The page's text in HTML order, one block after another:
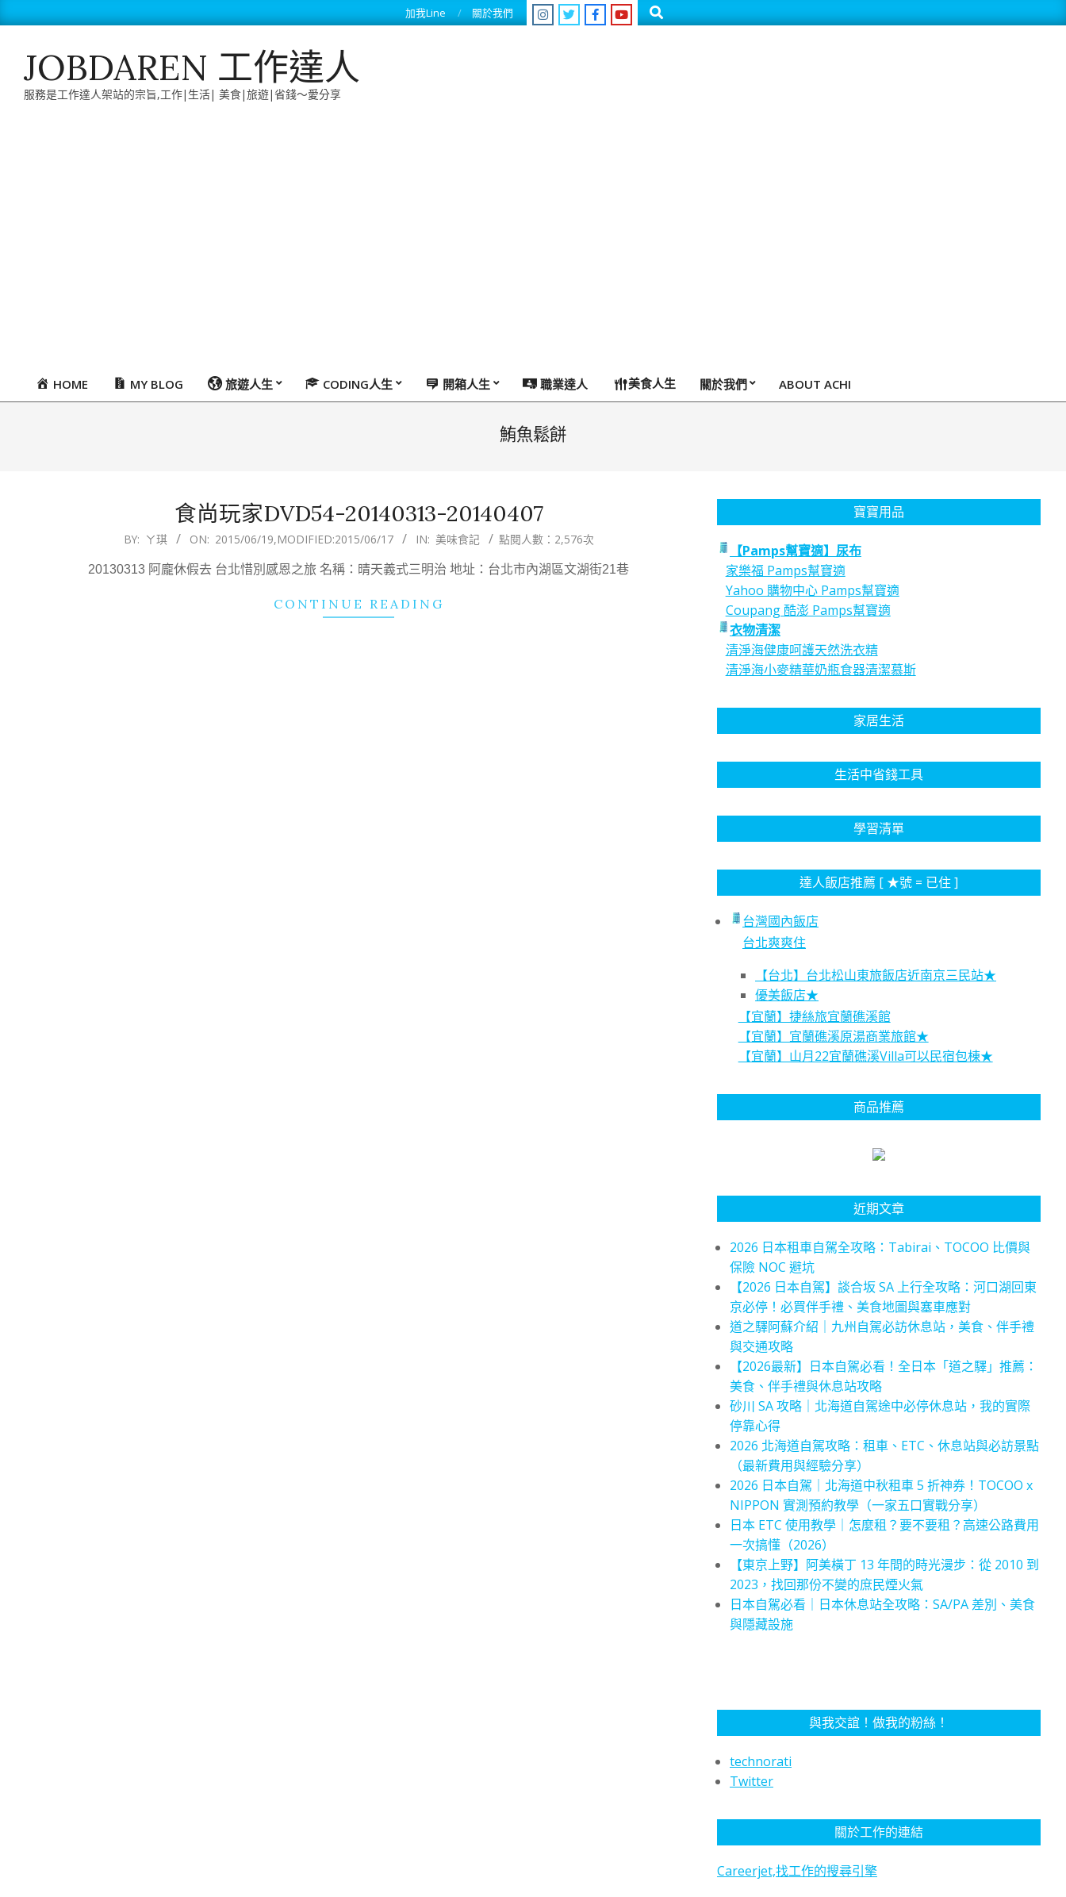
to
加我Line 關於我們 Search
JOBDAREN 工作達人
服務是工作達人架站的宗旨,工作|生活| 美食|旅遊|省錢～愛分享
PrimaryHOME MY BLOG 旅遊人生 CODING人生 開箱人生 職業達人 美食人生 關於我們 ABOUT ACHI
鮪魚鬆餅
食尚玩家DVD54-20140313-20140407
BY: ㄚ琪 ON: 2015/06/19,MODIFIED:2015/06/17 IN: 美味食記 點閱人數：2,576次
20130313 阿龐休假去 台北惜別感恩之旅 名稱：晴天義式三明治 地址：台北市內湖區文湖街21巷
CONTINUE READING
寶寶用品
【Pamps幫寶適】尿布
家樂福 Pamps幫寶適
Yahoo 購物中心 Pamps幫寶適
Coupang 酷澎 Pamps幫寶適
衣物清潔
清淨海健康呵護天然洗衣精
清淨海小麥精華奶瓶食器清潔慕斯
家居生活
生活中省錢工具
學習清單
達人飯店推薦 [ ★號 = 已住 ]
台灣國內飯店
台北爽爽住
【台北】台北松山東旅飯店近南京三民站★
優美飯店★
【宜蘭】捷絲旅宜蘭礁溪館
【宜蘭】宜蘭礁溪原湯商業旅館★
【宜蘭】山月22宜蘭礁溪Villa可以民宿包棟★
商品推薦
近期文章
2026 日本租車自駕全攻略：Tabirai、TOCOO 比價與
保險 NOC 避坑
【2026 日本自駕】談合坂 SA 上行全攻略：河口湖回東
京必停！必買伴手禮、美食地圖與塞車應對
道之驛阿蘇介紹｜九州自駕必訪休息站，美食、伴手禮
與交通攻略
【2026最新】日本自駕必看！全日本「道之驛」推薦：
美食、伴手禮與休息站攻略
砂川 SA 攻略｜北海道自駕途中必停休息站，我的實際
停靠心得
2026 北海道自駕攻略：租車、ETC、休息站與必訪景點
（最新費用與經驗分享）
2026 日本自駕｜北海道中秋租車 5 折神券！TOCOO x
NIPPON 實測預約教學（一家五口實戰分享）
日本 ETC 使用教學｜怎麼租？要不要租？高速公路費用
一次搞懂（2026）
【東京上野】阿美橫丁 13 年間的時光漫步：從 2010 到
2023，找回那份不變的庶民煙火氣
日本自駕必看｜日本休息站全攻略：SA/PA 差別、美食
與隱藏設施
與我交誼！做我的粉絲！
technorati
Twitter
關於工作的連結
Careerjet,找工作的搜尋引擎